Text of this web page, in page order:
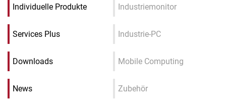
Individuelle Produkte
Services Plus
Downloads
News
Industriemonitor
Industrie-PC
Mobile Computing
Zubehör